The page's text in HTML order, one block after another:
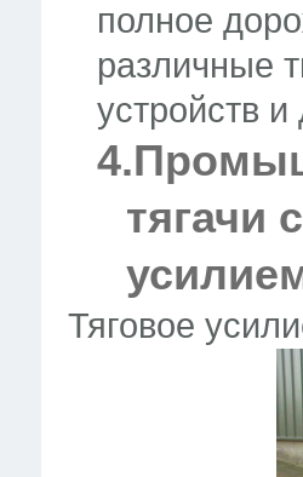
полное
различные
устройств и
тягачи
Тяговое